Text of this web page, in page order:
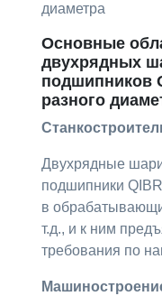
диаметра
Основные
двухрядных
подшипников
разного
Двухрядные
подшипники
в
т.д., и к ним
требования по